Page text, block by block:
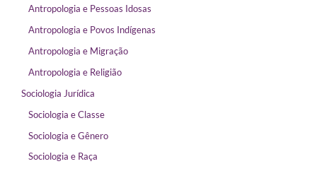
Antropologia e Pessoas Idosas
Antropologia e Povos Indígenas
Antropologia e Migração
Antropologia e Religião
Sociologia Jurídica
Sociologia e Classe
Sociologia e Gênero
Sociologia e Raça